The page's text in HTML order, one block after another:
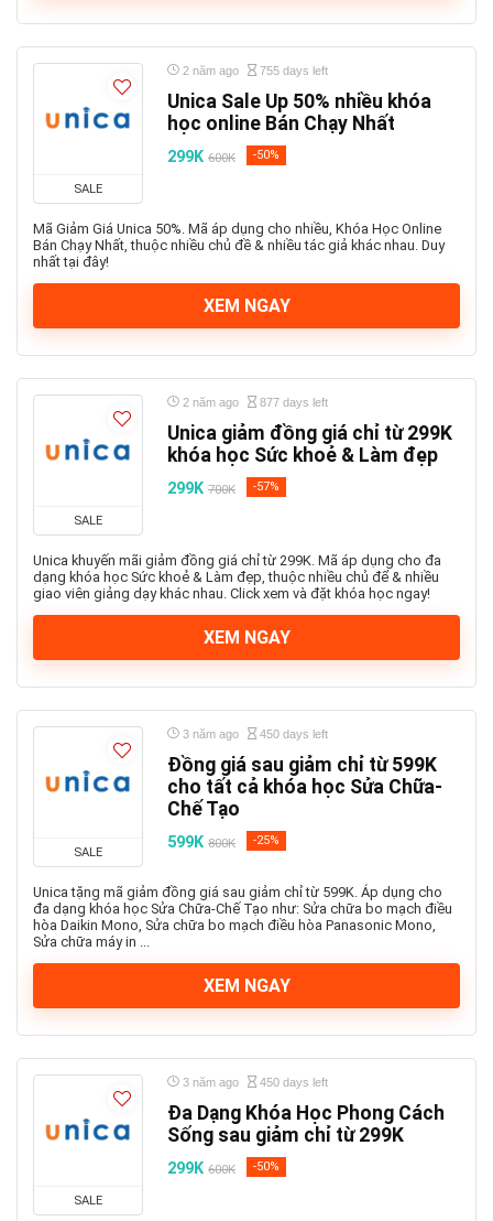
SALE
2 năm ago 755 days left
Unica Sale Up 50% nhiều khóa
học online Bán Chạy Nhất
299K 600K -50%
Mã Giảm Giá Unica 50%. Mã áp dụng cho nhiều, Khóa Học Online
Bán Chạy Nhất, thuộc nhiều chủ đề & nhiều tác giả khác nhau. Duy
nhất tại đây!
XEM NGAY
SALE
2 năm ago 877 days left
Unica giảm đồng giá chỉ từ 299K
khóa học Sức khoẻ & Làm đẹp
299K 700K -57%
Unica khuyến mãi giảm đồng giá chỉ từ 299K. Mã áp dụng cho đa
dạng khóa học Sức khoẻ & Làm đẹp, thuộc nhiều chủ để & nhiều
giao viên giảng dạy khác nhau. Click xem và đặt khóa học ngay!
XEM NGAY
SALE
3 năm ago 450 days left
Đồng giá sau giảm chỉ từ 599K
cho tất cả khóa học Sửa Chữa-
Chế Tạo
599K 800K -25%
Unica tặng mã giảm đồng giá sau giảm chỉ từ 599K. Áp dụng cho
đa dạng khóa học Sửa Chữa-Chế Tạo như: Sửa chữa bo mạch điều
hòa Daikin Mono, Sửa chữa bo mạch điều hòa Panasonic Mono,
Sửa chữa máy in ...
XEM NGAY
SALE
3 năm ago 450 days left
Đa Dạng Khóa Học Phong Cách
Sống sau giảm chỉ từ 299K
299K 600K -50%